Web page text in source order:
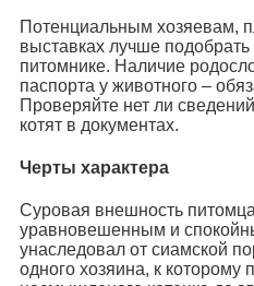
Потенциальным хозяевам,
выставках лучше подобрать
питомнике. Наличие
паспорта у животного –
Проверяйте нет ли
котят в документах.
Черты характера
Суровая внешность питомца
уравновешенным и
унаследовал от сиамской
одного хозяина, к которому